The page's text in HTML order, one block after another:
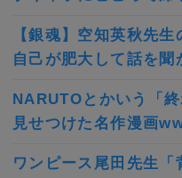
【銀魂】空知英秋先
自己が肥大して話を聞
NARUTOとかいう「
見せつけた名作漫画
ワンピース尾田先生